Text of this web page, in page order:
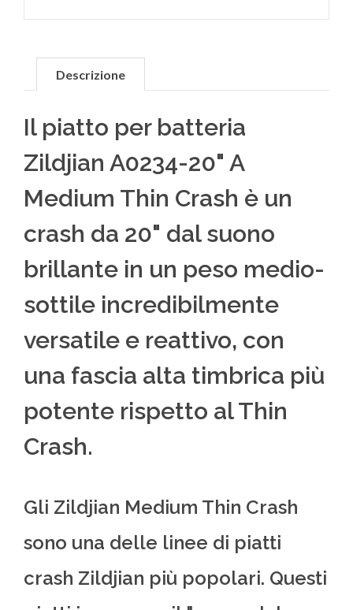
Descrizione
Il piatto per batteria
Zildjian A0234-20" A
Medium Thin Crash è un
crash da 20" dal suono
brillante in un peso medio-
sottile incredibilmente
versatile e reattivo, con
una fascia alta timbrica più
potente rispetto al Thin
Crash.
Gli Zildjian Medium Thin Crash
sono una delle linee di piatti
crash Zildjian più popolari. Questi